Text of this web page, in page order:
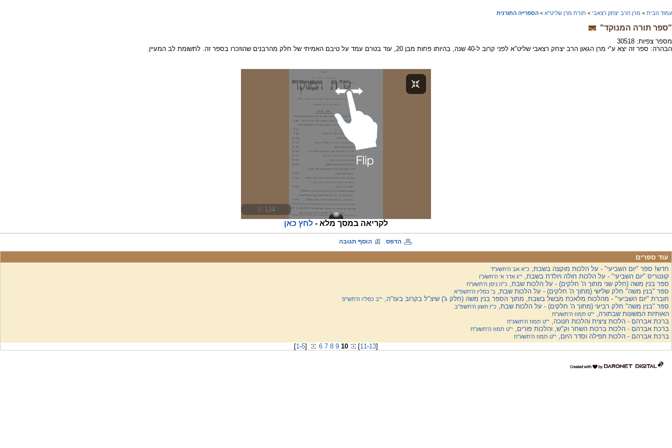
עמוד הבית > מרן הרב יצחק רצאבי > תורת מרן שליט"א > הספרייה התורנית
"ספר תורה המנוקד"
מספר צפיות: 30518
הבהרה: ספר זה יצא ע"י מרן הגאון הרב יצחק רצאבי שליט"א לפני קרוב ל-40 שנה, בהיותו פחות מבן 20, עוד בטרם עמד על טיבם האמיתי של חלק מהרבנים שהוזכרו בספר זה. לתשומת לב המעיין.
לקריאה במסך מלא - לחץ כאן
הדפס הוסף תגובה
עוד ספרים
חדש! ספר "יום השביעי" - על הלכות מוקצה בשבת, כ"א אב ה'תשע''ד
קונטריס "יום השביעי" - על הלכות חולה ויולדת בשבת, י"ג אדר א' ה'תשע''ו
ספר בנין משה (חלק שני מתוך ה' חלקים) - על הלכות שבת, כ"ה ניסן ה'תשע''ח
ספר "בנין משה" חלק שלישי (מתוך ה' חלקים) - על הלכות שבת, ב' כסליו ה'תשפ''א
חוברת "יום השביעי" - מהלכות מלאכת מבשל בשבת, מתוך הספר בנין משה (חלק ג') שיצ"ל בקרוב בעז"ה, י"ב כסליו ה'תש"פ
ספר "בנין משה" חלק רביעי (מתוך ה' חלקים) - על הלכות שבת, כ"ז חשון ה'תשפ''ב
האותיות המשונות שבתורה, י"ט תמוז ה'תשע''ח
ברכת אברהם - הלכות ציצית והלכות חנוכה, י"ט תמוז ה'תשע''ח
ברכת אברהם - הלכות ברכות השחר וק"ש, והלכות פורים, י"ט תמוז ה'תשע''ח
ברכת אברהם - הלכות תפילה וסדר היום, י"ט תמוז ה'תשע''ח
[1-5] 6 7 8 9 10 [11-13]
דרונט